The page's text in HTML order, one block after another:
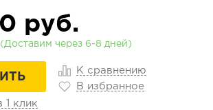
руб.
(Доставим через 6-8 дней)
К сравнению
В избранное
1 клик